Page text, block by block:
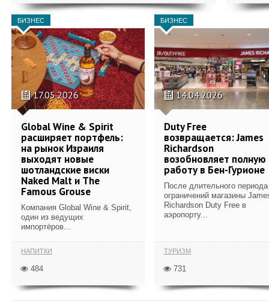
БИЗНЕС
17.05.2026
Global Wine & Spirit
расширяет портфель:
на рынок Израиля
выходят новые
шотландские виски
Naked Malt и The
Famous Grouse
Компания Global Wine & Spirit,
один из ведущих
импортёров...
НАПИТКИ
484
БИЗНЕС
14.04.2026
Duty Free
возвращается: James
Richardson
возобновляет полную
работу в Бен-Гурионе
После длительного периода
ограничений магазины
Richardson Duty Free в
аэропорту...
ТУРИЗМ
731